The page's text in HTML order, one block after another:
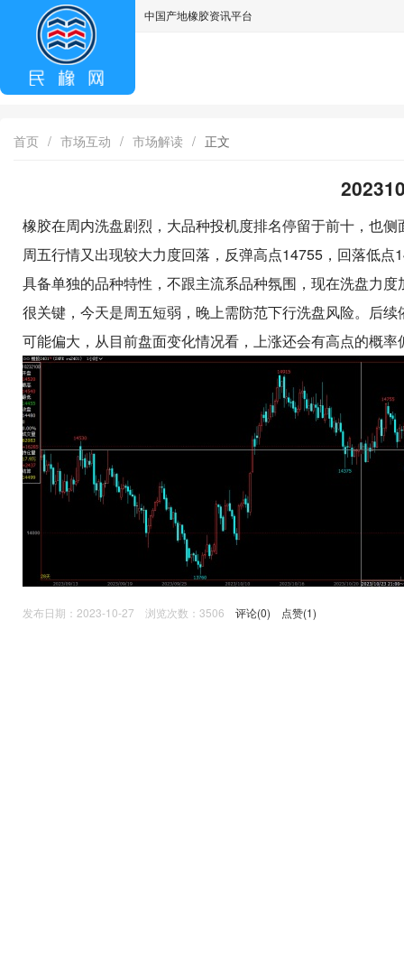
中国产地橡胶资讯平台
首页 / 市场互动 / 市场解读 / 正文
橡胶在周内洗盘剧烈，大品种投机度排名停留于前十，也
周五行情又出现较大力度回落，反弹高点14755，回落低
具备单独的品种特性，不跟主流系品种氛围，现在洗盘力
很关键，今天是周五短弱，晚上需防范下行洗盘风险。后
可能偏大，从目前盘面变化情况看，上涨还会有高点的概
发布日期：2023-10-27 浏览次数：3506 评论(0) 点赞(1)